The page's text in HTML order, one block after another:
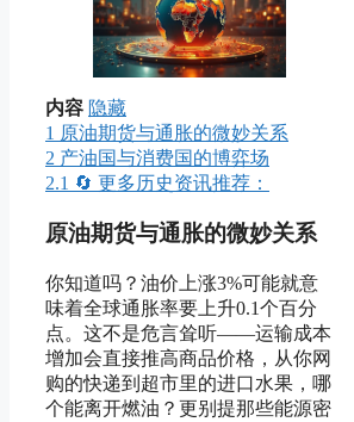
内容 隐藏
1 原油期货与通胀的微妙关系
2 产油国与消费国的博弈场
2.1 🔄 更多历史资讯推荐：
原油期货与通胀的微妙关系
你知道吗？油价上涨3%可能就意
味着全球通胀率要上升0.1个百分
点。这不是危言耸听——运输成本
增加会直接推高商品价格，从你网
购的快递到超市里的进口水果，哪
个能离开燃油？更别提那些能源密